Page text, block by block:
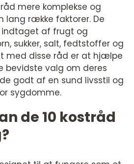
mere komplekse og
lang række faktorer. De
indtaget af frugt og
sukker, salt, fedtstoffer og
med disse råd er at hjælpe
valg om deres
godt af en sund livsstil og
sygdomme.
de 10 kostråd